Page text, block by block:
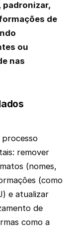
de
ou
nas
processo
remover
(nomes,
(como
e atualizar
de
como a